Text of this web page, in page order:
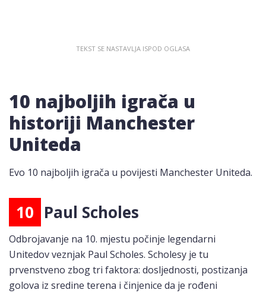
10 najboljih igrača u
historiji Manchester
Uniteda
Evo 10 najboljih igrača u povijesti Manchester Uniteda.
10 Paul Scholes
Odbrojavanje na 10. mjestu počinje legendarni
Unitedov veznjak Paul Scholes. Scholesy je tu
prvenstveno zbog tri faktora: dosljednosti, postizanja
golova iz sredine terena i činjenice da je rođeni